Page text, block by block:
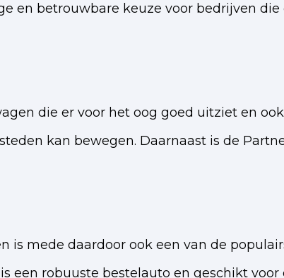
en betrouwbare keuze voor bedrijven
die er voor het oog goed uitziet en
kan bewegen. Daarnaast is de
is mede daardoor ook een van de
een robuuste bestelauto en geschikt